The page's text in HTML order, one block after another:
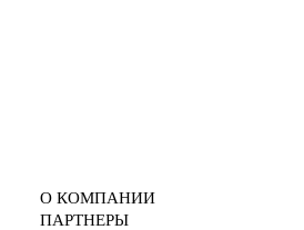
О КОМПАНИИ
ПАРТНЕРЫ